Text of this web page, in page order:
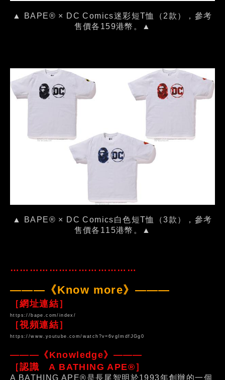
▲ BAPE® × DC Comics迷彩短T恤（2款），參考
售價各159港幣。▲
▲ BAPE® × DC Comics白色短T恤（3款），參考
售價各115港幣。▲
…………………………………
———《Know more》———
［網址連結］
https://bape.com/index/
［視頻連結］
https://www.youtube.com/watch?v=6vgImdfJGg0
———《Knowledge》———
［認識 A BATHING APE®］
A BATHING APE®是長尾智明於1993年創辦的一個